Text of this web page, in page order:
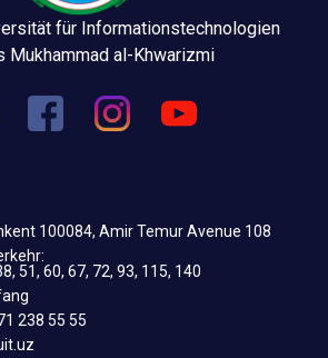
für Informationstechnologien
Mukhammad al-Khwarizmi
100084, Amir Temur Avenue 108
51, 60, 67, 72, 93, 115, 140
238 55 55